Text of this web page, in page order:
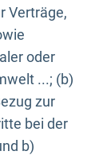
Verträge,
oder
...; (b)
zur
bei der
b)